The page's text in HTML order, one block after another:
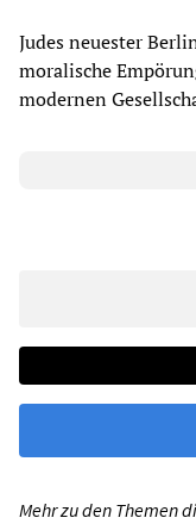
Judes neuester
moralische
modernen
Mehr zu den Themen